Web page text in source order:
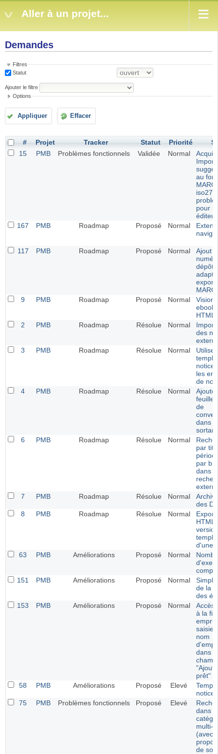
Aller à un projet...
Demandes
Filtres
Statut
Ajouter le filtre
Options
Appliquer Effacer
# Projet Tracker Statut Priorité
15
PMB Problèmes fonctionnels Validée Normal
Import
au
MARC
pour
167
PMB Roadmap Proposé Normal
117 PMB Roadmap Proposé Normal
Ajout
dépôt
MARC
9
PMB Roadmap Proposé Normal
ebook
HTML
2
PMB Roadmap Résolue Normal
Import
des
3
PMB Roadmap Résolue Normal
notice
les
de
4
PMB Roadmap Résolue Normal
feuille
de
dans
6
PMB Roadmap Résolue Normal
par
par
dans
7
PMB Roadmap Résolue Normal
des
8
PMB Roadmap Résolue Normal
HTML
version
d'une
63
PMB Améliorations Proposé Normal
151
PMB Améliorations Proposé Normal
de la
des
153
PMB Améliorations Proposé Normal
Accès
à la
saisie
nom
dans le
champ
prêt"
58
PMB Améliorations Proposé Elevé
notices
75
PMB Problèmes fonctionnels Proposé Elevé
dans
multi-
(avec
de